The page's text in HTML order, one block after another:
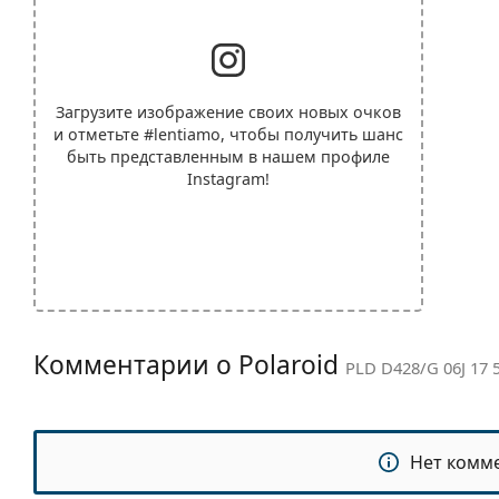
Загрузите изображение своих новых очков
и отметьте #lentiamo, чтобы получить шанс
быть представленным в нашем профиле
Instagram!
Комментарии о Polaroid PLD D428/G 06J 17
Нет